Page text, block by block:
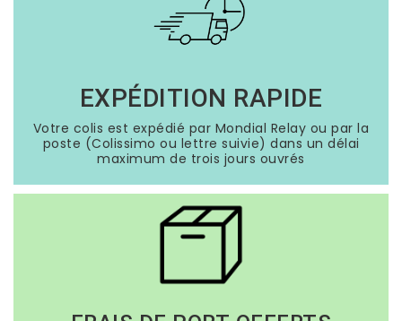
EXPÉDITION RAPIDE
Votre colis est expédié par Mondial Relay ou par la
poste (Colissimo ou lettre suivie) dans un délai
maximum de trois jours ouvrés